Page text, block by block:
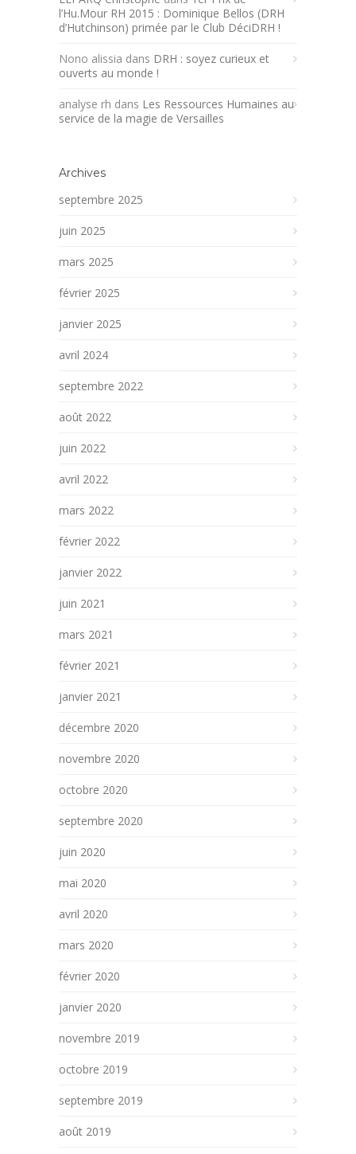
l’Hu.Mour RH 2015 : Dominique Bellos (DRH
d’Hutchinson) primée par le Club DéciDRH !
Nono alissia dans DRH : soyez curieux et
ouverts au monde !
analyse rh dans Les Ressources Humaines au
service de la magie de Versailles
Archives
septembre 2025
juin 2025
mars 2025
février 2025
janvier 2025
avril 2024
septembre 2022
août 2022
juin 2022
avril 2022
mars 2022
février 2022
janvier 2022
juin 2021
mars 2021
février 2021
janvier 2021
décembre 2020
novembre 2020
octobre 2020
septembre 2020
juin 2020
mai 2020
avril 2020
mars 2020
février 2020
janvier 2020
novembre 2019
octobre 2019
septembre 2019
août 2019